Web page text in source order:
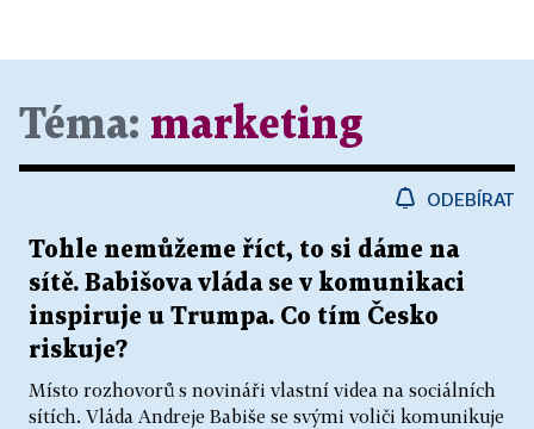
Téma: marketing
ODEBÍRAT
Tohle nemůžeme říct, to si dáme na
sítě. Babišova vláda se v komunikaci
inspiruje u Trumpa. Co tím Česko
riskuje?
Místo rozhovorů s novináři vlastní videa na sociálních
sítích. Vláda Andreje Babiše se svými voliči komunikuje